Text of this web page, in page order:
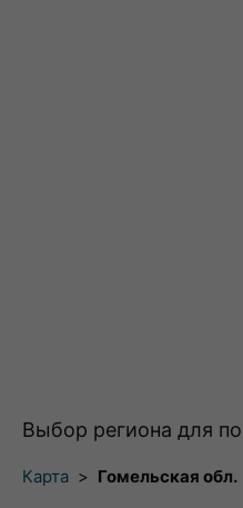
Выбор региона для
Карта > Гомельская обл.